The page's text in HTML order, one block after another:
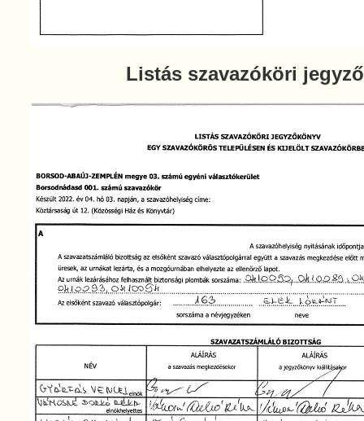
Listás szavazóköri